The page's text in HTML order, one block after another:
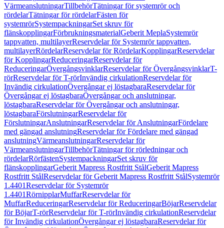
VärmeanslutningarTillbehörTätningar för systemrör och
rördelarTätningar för rördelarFästen för
systemrörSystempackningarSet skruv för
flänskopplingarFörbrukningsmaterialGeberit MeplaSystemrör
tappvatten, multilayerReservdelar för Systemrör tappvatten,
multilayerRördelarReservdelar för RördelarKopplingarReservdelar
för KopplingarReduceringarReservdelar för
ReduceringarÖvergångsvinklarReservdelar för ÖvergångsvinklarT-
rörReservdelar för T-rörInvändig cirkulationReservdelar för
Invändig cirkulationÖvergångar ej löstagbaraReservdelar för
Övergångar ej löstagbaraÖvergångar och anslutningar,
löstagbaraReservdelar för Övergångar och anslutningar,
löstagbaraFörslutningarReservdelar för
FörslutningarAnslutningarReservdelar för AnslutningarFördelare
med gängad anslutningReservdelar för Fördelare med gängad
anslutningVärmeanslutningarReservdelar för
VärmeanslutningarTillbehörTätningar för rörledningar och
rördelarRörfästenSystempackningarSet skruv för
flänskopplingarGeberit Mapress Rostfritt StålGeberit Mapress
Rostfritt StålReservdelar för Geberit Mapress Rostfritt StålSystemrör
1.4401Reservdelar för Systemrör
1.4401RörnipplarMuffarReservdelar för
MuffarReduceringarReservdelar för ReduceringarBöjarReservdelar
för BöjarT-rörReservdelar för T-rörInvändig cirkulationReservdelar
för Invändig cirkulationÖvergångar ej löstagbaraReservdelar för